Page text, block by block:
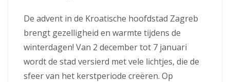
De advent in de Kroatische hoofdstad Zagreb
brengt gezelligheid en warmte tijdens de
winterdagen! Van 2 december tot 7 januari
wordt de stad versierd met vele lichtjes, die de
sfeer van het kerstperiode creëren. Op